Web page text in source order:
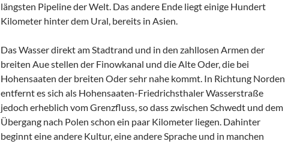
längsten Pipeline der Welt. Das andere Ende liegt einige Hundert
Kilometer hinter dem Ural, bereits in Asien.
Das Wasser direkt am Stadtrand und in den zahllosen Armen der
breiten Aue stellen der Finowkanal und die Alte Oder, die bei
Hohensaaten der breiten Oder sehr nahe kommt. In Richtung Norden
entfernt es sich als Hohensaaten-Friedrichsthaler Wasserstraße
jedoch erheblich vom Grenzfluss, so dass zwischen Schwedt und dem
Übergang nach Polen schon ein paar Kilometer liegen. Dahinter
beginnt eine andere Kultur, eine andere Sprache und in manchen